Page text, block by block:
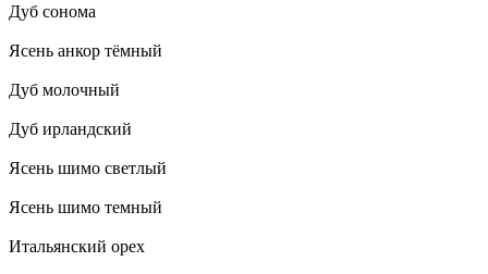
Дуб сонома
Ясень анкор тёмный
Дуб молочный
Дуб ирландский
Ясень шимо светлый
Ясень шимо темный
Итальянский орех